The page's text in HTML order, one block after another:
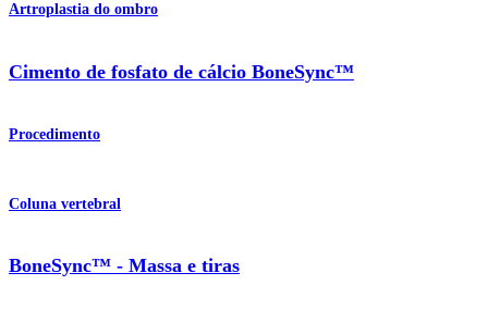
Artroplastia do ombro
Cimento de fosfato de cálcio BoneSync™
Procedimento
Coluna vertebral
BoneSync™ - Massa e tiras